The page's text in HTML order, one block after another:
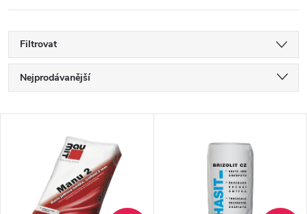
Filtrovat
Ř
a
Nejprodávanější
Abecedně